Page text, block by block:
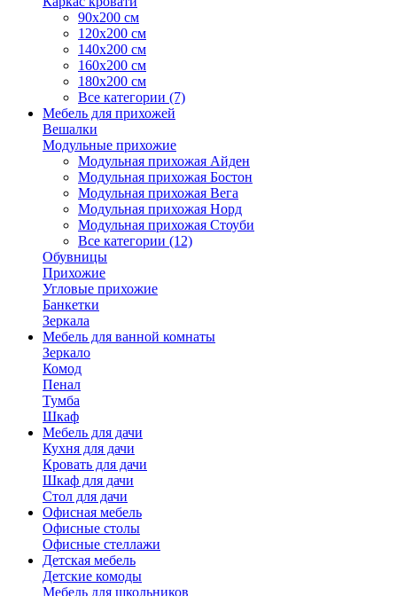
90х200 см
120х200 см
140х200 см
160х200 см
180х200 см
Все категории (7)
Мебель для прихожей
Вешалки
Модульные прихожие
Модульная прихожая Айден
Модульная прихожая Бостон
Модульная прихожая Вега
Модульная прихожая Норд
Модульная прихожая Стоуби
Все категории (12)
Обувницы
Прихожие
Угловые прихожие
Банкетки
Зеркала
Мебель для ванной комнаты
Зеркало
Комод
Пенал
Тумба
Шкаф
Мебель для дачи
Кухня для дачи
Кровать для дачи
Шкаф для дачи
Стол для дачи
Офисная мебель
Офисные столы
Офисные стеллажи
Детская мебель
Детские комоды
Мебель для школьников